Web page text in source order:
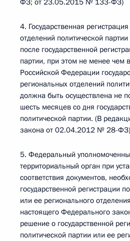
ФЗ; от 23.05.2015 № 133-ФЗ)
4. Государственная
отделений политической партии
после государственной
партии, при этом не менее чем
Российской Федерации
региональных отделений
должна быть осуществлена не
шесть месяцев со дня
политической партии. (В
закона от 02.04.2012 № 28-ФЗ)
5. Федеральный
территориальный орган при
соответствия документов,
государственной регистрации
или ее регионального
настоящего Федерального
решение о государственной
политической партии или ее